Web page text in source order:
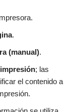
.
(manual).
; las
el contenido a